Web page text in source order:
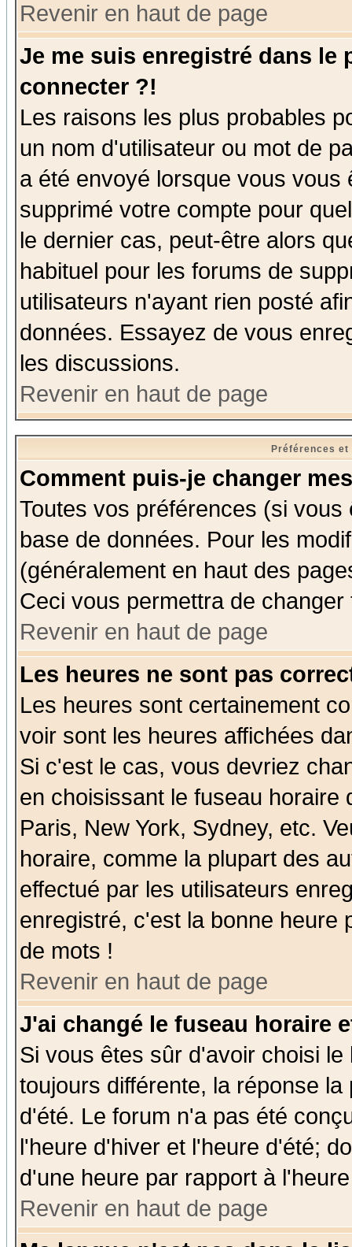
Revenir en haut de page
Je me suis enregistré dans le
connecter ?!
Les raisons les plus probables
un nom d'utilisateur ou mot de
a été envoyé lorsque vous
supprimé votre compte pour
le dernier cas, peut-être alors
habituel pour les forums de
utilisateurs n'ayant rien posté
données. Essayez de vous
les discussions.
Revenir en haut de page
Préférences
Comment puis-je changer
Toutes vos préférences (si
base de données. Pour les
(généralement en haut des
Ceci vous permettra de
Revenir en haut de page
Les heures ne sont pas
Les heures sont certainement
voir sont les heures affichées
Si c'est le cas, vous devriez
en choisissant le fuseau
Paris, New York, Sydney, etc.
horaire, comme la plupart des
effectué par les utilisateurs
enregistré, c'est la bonne heure
de mots !
Revenir en haut de page
J'ai changé le fuseau horaire
Si vous êtes sûr d'avoir choisi
toujours différente, la réponse
d'été. Le forum n'a pas été
l'heure d'hiver et l'heure d'été;
d'une heure par rapport à
Revenir en haut de page